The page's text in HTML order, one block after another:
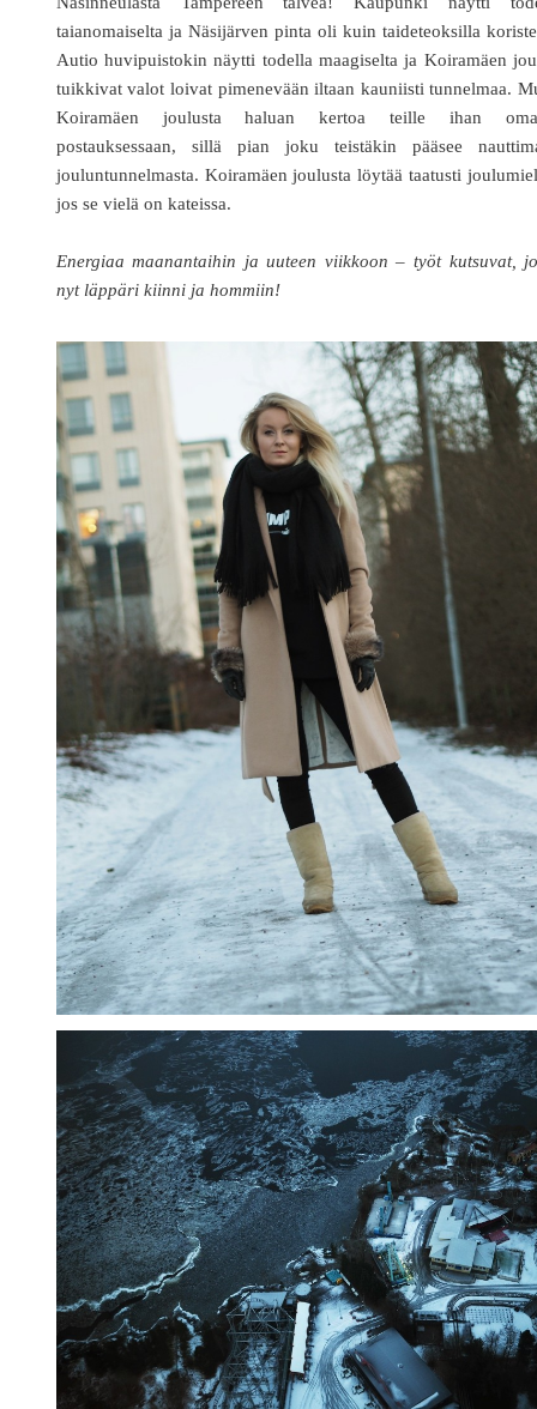
taianomaiselta ja Näsijärven pinta oli kuin taideteoksilla
Autio huvipuistokin näytti todella maagiselta ja Koiramäen
tuikkivat valot loivat pimenevään iltaan kauniisti tunnelmaa.
Koiramäen joulusta haluan kertoa teille ihan
postauksessaan, sillä pian joku teistäkin pääsee
jouluntunnelmasta. Koiramäen joulusta löytää taatusti
jos se vielä on kateissa.
Energiaa maanantaihin ja uuteen viikkoon – työt kutsuvat,
nyt läppäri kiinni ja hommiin!